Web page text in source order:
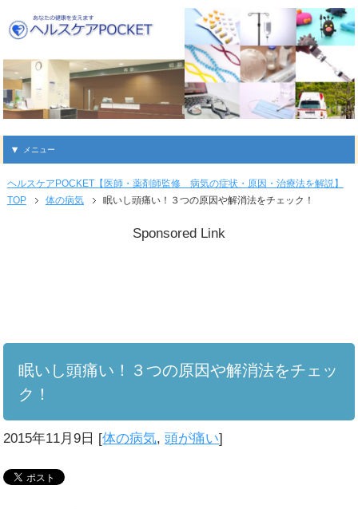
メニュー
ヘルスケアPOCKET【医師・薬剤師監修 病気の症状・原因・治療法を解説】
TOP
体の病気 眠いし頭痛い！３つの原因や解消法をチェック！
Sponsored Link
眠いし頭痛い！３つの原因や解消法をチェッ
ク！
2015年11月9日 [体の病気,頭が痛い]